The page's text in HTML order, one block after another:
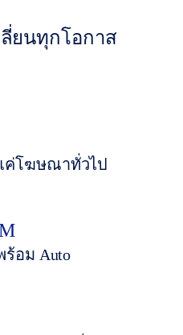
ยนทุกโอกาส
ค่โฆษณาทั่วไป
ร้อม Auto